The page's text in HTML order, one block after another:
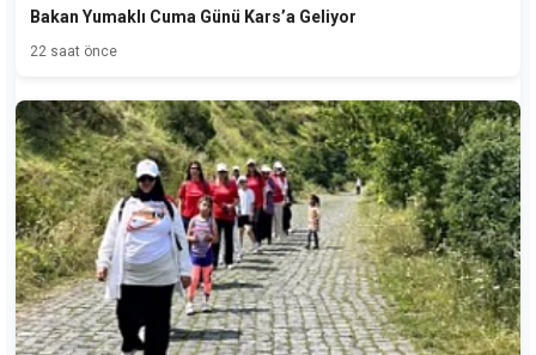
Bakan Yumaklı Cuma Günü Kars’a Geliyor
22 saat önce